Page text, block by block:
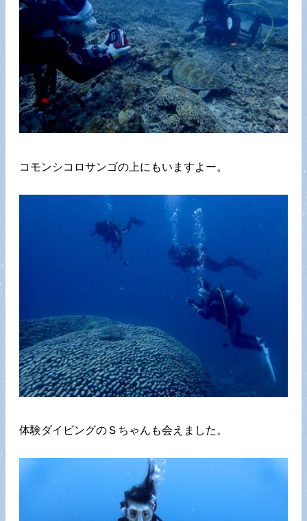
コモンシコロサンゴの上にもいますよー。
体験ダイビングのＳちゃんも会えました。